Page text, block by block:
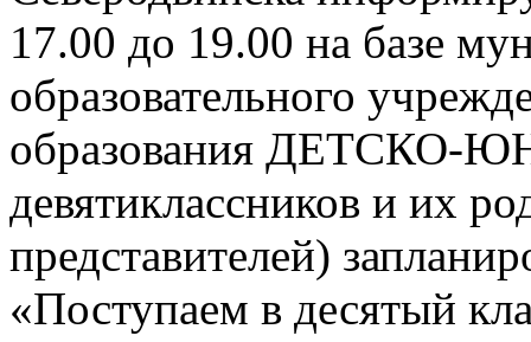
17.00 до 19.00 на базе
образовательного
образования
девятиклассников и их
представителей)
«Поступаем в десятый